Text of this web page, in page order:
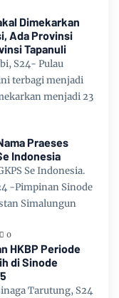
Dimekarkan
Ada Provinsi
Tapanuli
S24- Pulau
terbagi menjadi
menjadi 23
Praeses
Indonesia
Se Indonesia.
-Pimpinan Sinode
Simalungun
0
HKBP Periode
di Sinode
Tarutung, S24